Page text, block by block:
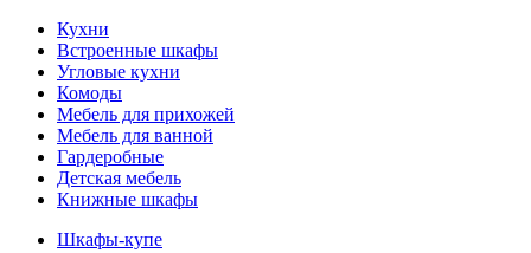
Кухни
Встроенные шкафы
Угловые кухни
Комоды
Мебель для прихожей
Мебель для ванной
Гардеробные
Детская мебель
Книжные шкафы
Шкафы-купе